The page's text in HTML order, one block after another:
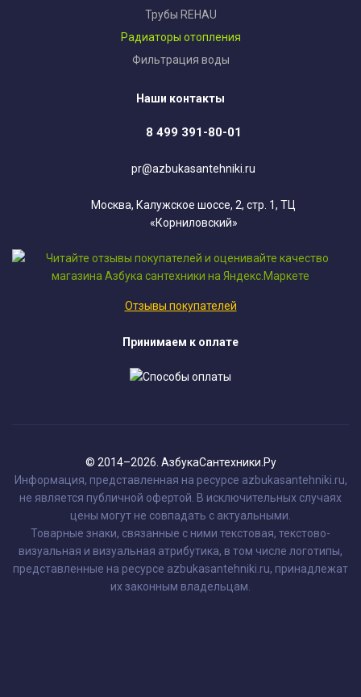
Трубы REHAU
Радиаторы отопления
Фильтрация воды
Наши контакты
8 499 391-80-01
pr@azbukasantehniki.ru
Москва, Калужское шоссе, 2, стр. 1, ТЦ
«Корниловский»
Отзывы покупателей
Принимаем к оплате
© 2014–2026. АзбукаСантехники.Ру
Информация, представленная на ресурсе azbukasantehniki.ru,
не является публичной офертой. В исключительных случаях
цены могут не совпадать с актуальными.
Товарные знаки, связанные с ними текстовая, текстово-
визуальная и визуальная атрибутика, в том числе логотипы,
представленные на ресурсе azbukasantehniki.ru, принадлежат
их законным владельцам.